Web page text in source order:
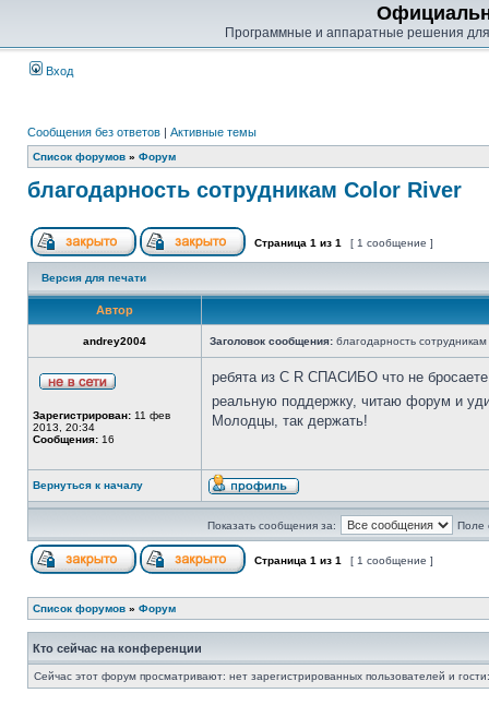
Программные и аппаратные решения
Вход
Сообщения без ответов | Активные темы
Список форумов » Форум
благодарность сотрудникам Color River
Страница 1 из 1 [ 1 сообщение ]
Версия для печати
Автор
andrey2004 Заголовок сообщения: благодарность
Зарегистрирован: 11 фев
2013, 20:34
Сообщения: 16
ребята из C R СПАСИБО что не
реальную поддержку, читаю форум и
Молодцы, так держать!
Вернуться к началу
Показать сообщения за: Поле
Страница 1 из 1 [ 1 сообщение ]
Список форумов » Форум
Кто сейчас на конференции
Сейчас этот форум просматривают: нет зарегистрированных пользователей и